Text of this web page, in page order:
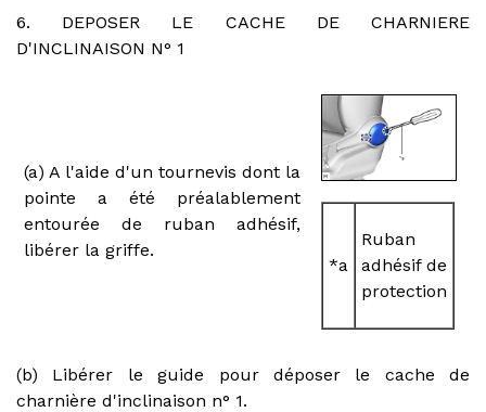
6. DEPOSER LE CACHE DE CHARNIERE
D'INCLINAISON N° 1
(a) A l'aide d'un tournevis dont la
pointe a été préalablement
entourée de ruban adhésif,
libérer la griffe.
*a
Ruban
adhésif de
protection
(b) Libérer le guide pour déposer le cache de
charnière d'inclinaison n° 1.